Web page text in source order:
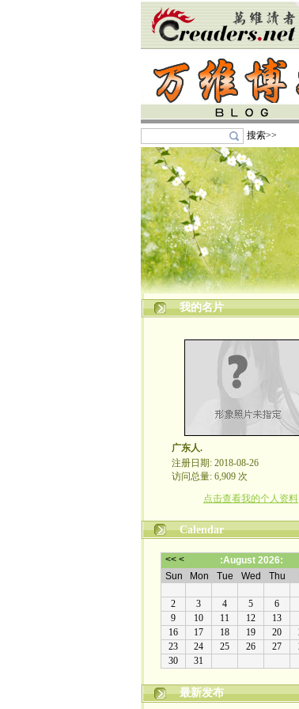
搜索>>
我的名片
广东人.
注册日期: 2018-08-26
访问总量: 6,909 次
点击查看我的个人资料
Calendar
最新发布